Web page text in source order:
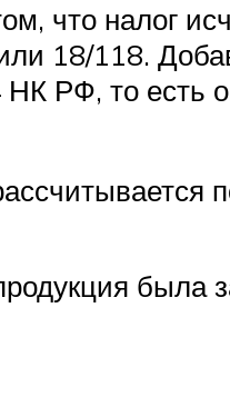
что налог
18/118.
НК РФ, то есть
была